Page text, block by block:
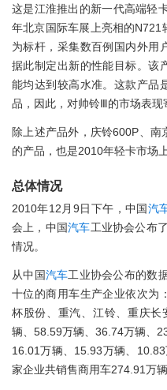
这是江淮推出的新一代高端轻
年北京国际车展上亮相的N721
为标杆，采集数百例国内外用
据此制定出新的性能目标。该
能均达到较高水准。这款产品
品，因此，对帅铃Ⅲ的市场表现
除上述产品外，庆铃600P、
的产品，也是2010年轻卡市场
总体情况
2010年12月9日下午，中国汽
会上，中国汽车工业协会公布
情况。
从中国汽车工业协会公布的数
十位的商用车生产企业依次为
杯股份、重汽、江铃、重庆
辆、58.59万辆、36.74万辆、
16.01万辆、15.93万辆、
家企业共销售商用车274.91万